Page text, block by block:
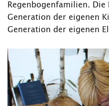
Regenbogenfamilien.
Generation der eigenen
Generation der eigenen